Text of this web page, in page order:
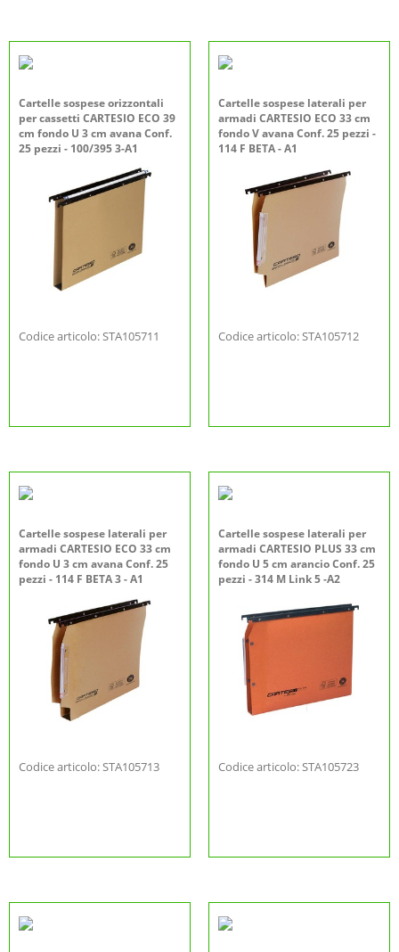
Cartelle sospese orizzontali
per cassetti CARTESIO ECO 39
cm fondo U 3 cm avana Conf.
25 pezzi - 100/395 3-A1
Codice articolo: STA105711
Cartelle sospese laterali per
armadi CARTESIO ECO 33 cm
fondo V avana Conf. 25 pezzi -
114 F BETA - A1
Codice articolo: STA105712
Cartelle sospese laterali per
armadi CARTESIO ECO 33 cm
fondo U 3 cm avana Conf. 25
pezzi - 114 F BETA 3 - A1
Codice articolo: STA105713
Cartelle sospese laterali per
armadi CARTESIO PLUS 33 cm
fondo U 5 cm arancio Conf. 25
pezzi - 314 M Link 5 -A2
Codice articolo: STA105723